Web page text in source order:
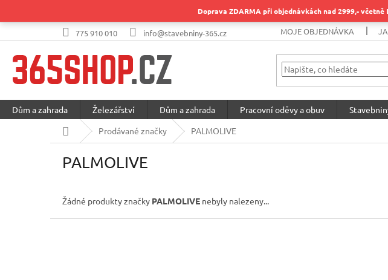
Doprava ZDARMA při objednávkách nad 2999,-
775 910 010 info@stavebniny-365.cz MOJE OBJEDNÁVKA
Dům a zahrada Železářství Dům a zahrada Pracovní oděvy a obuv
Domů
Prodávané značky PALMOLIVE
PALMOLIVE
Žádné produkty značky PALMOLIVE nebyly nalezeny...